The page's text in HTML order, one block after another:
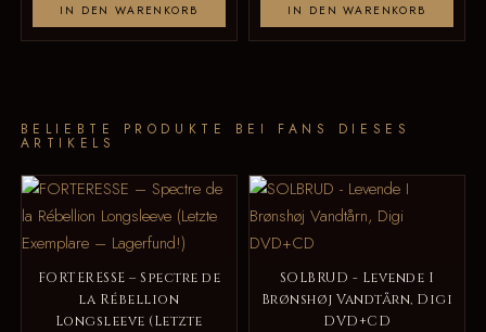
IN DEN WARENKORB IN DEN WARENKORB
BELIEBTE PRODUKTE BEI FANS DIESES
ARTIKELS
FORTERESSE – Spectre de
la Rébellion
Longsleeve (Letzte
SOLBRUD - Levende I
Brønshøj Vandtårn, Digi
DVD+CD